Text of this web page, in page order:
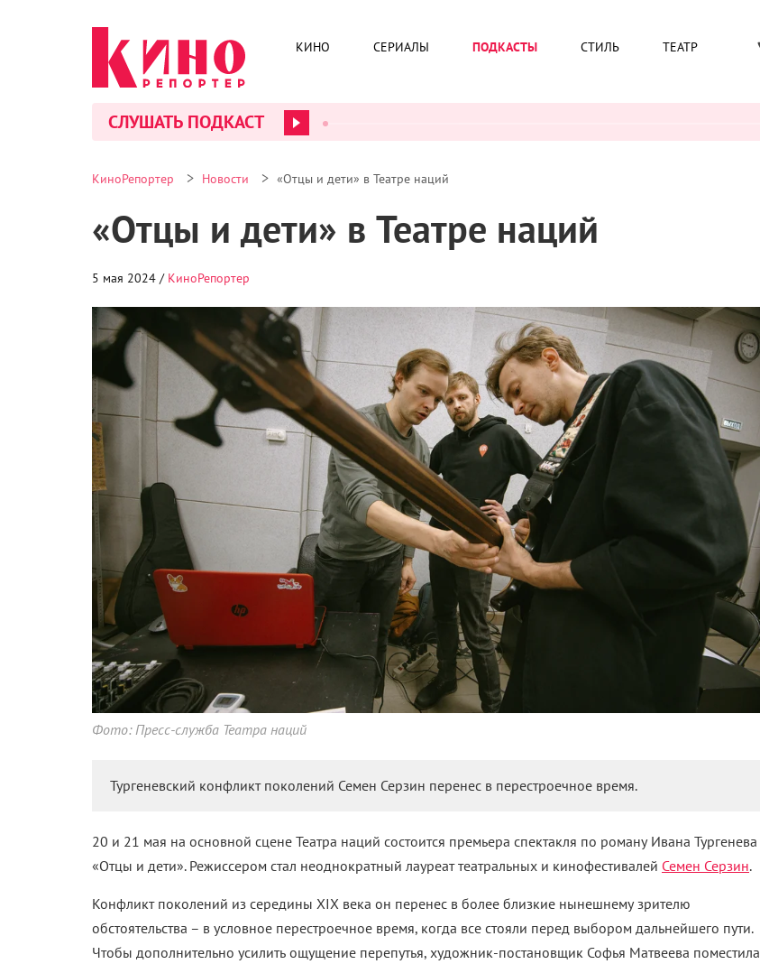
КИНО СЕРИАЛЫ ПОДКАСТЫ СТИЛЬ ТЕАТР
СЛУШАТЬ ПОДКАСТ
КиноРепортер > Новости > «Отцы и дети» в Театре наций
«Отцы и дети» в Театре наций
5 мая 2024 / КиноРепортер
Фото: Пресс-служба Театра наций
Тургеневский конфликт поколений Семен Серзин перенес в перестроечное время.
20 и 21 мая на основной сцене Театра наций состоится премьера спектакля по роману Ивана Тургенева
«Отцы и дети». Режиссером стал неоднократный лауреат театральных и кинофестивалей Семен Серзин.
Конфликт поколений из середины XIX века он перенес в более близкие нынешнему зрителю
обстоятельства – в условное перестроечное время, когда все стояли перед выбором дальнейшего пути.
Чтобы дополнительно усилить ощущение перепутья, художник-постановщик Софья Матвеева поместила